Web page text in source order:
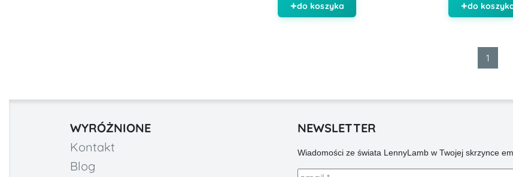
do koszyka do
1
WYRÓŻNIONE
Kontakt
Blog
NEWSLETTER
Wiadomości ze świata LennyLamb w Twojej skrzynce